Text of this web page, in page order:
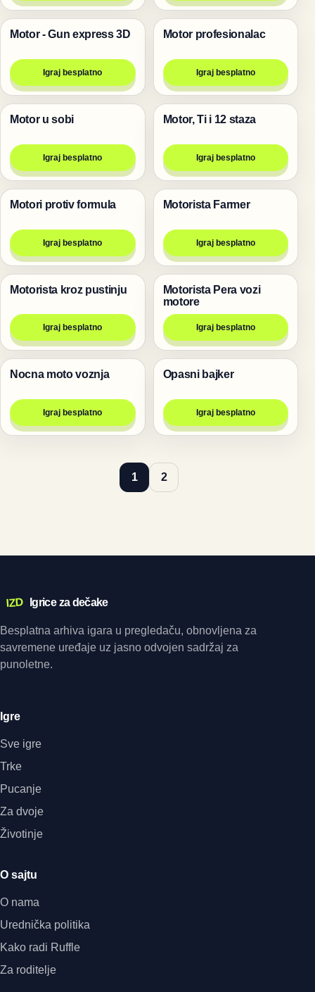
Trke
Motor - Gun express 3D
Igraj besplatno
Trke
Motor profesionalac
Igraj besplatno
Trke
Motor u sobi
Igraj besplatno
Trke
Motor, Ti i 12 staza
Igraj besplatno
Igre
Motori protiv formula
Igraj besplatno
Trke
Motorista Farmer
Igraj besplatno
Trke
Motorista kroz pustinju
Igraj besplatno
Trke
Motorista Pera vozi
motore
Igraj besplatno
Trke
Nocna moto voznja
Igraj besplatno
Trke
Opasni bajker
Igraj besplatno
1 2
IZD Igrice za dečake
Besplatna arhiva igara u pregledaču, obnovljena za
savremene uređaje uz jasno odvojen sadržaj za
punoletne.
Igre
Sve igre
Trke
Pucanje
Za dvoje
Životinje
O sajtu
O nama
Urednička politika
Kako radi Ruffle
Za roditelje